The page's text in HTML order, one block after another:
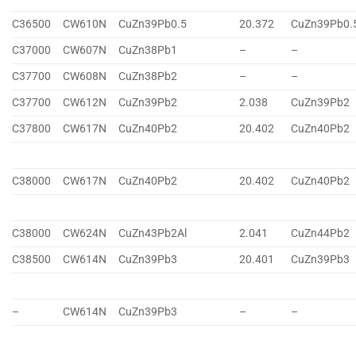
C36500 CW610N CuZn39Pb0.5 20.372
C37000
CW607N CuZn38Pb1 –
–
C37700
CW608N CuZn38Pb2 –
–
C37700
CW612N CuZn39Pb2 2.038
CuZn39Pb2
C37800
CW617N CuZn40Pb2 20.402 CuZn40Pb2
C38000 CW617N CuZn40Pb2 20.402 CuZn40Pb2
C38000 CW624N CuZn43Pb2Al 2.041
CuZn44Pb2
C38500
CW614N CuZn39Pb3 20.401 CuZn39Pb3
– CW614N CuZn39Pb3 – –